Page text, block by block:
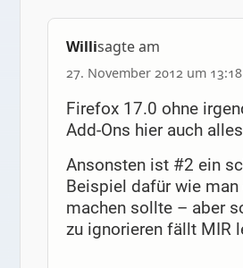
Willisagte am
27. November 2012 um 13:18
Firefox 17.0 ohne
Add-Ons hier auch
Ansonsten ist #2 ein
Beispiel dafür wie
machen sollte – aber
zu ignorieren fällt MIR